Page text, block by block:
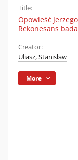
Title:
Opowieść
Rekonesans
Creator:
Uliasz, Stanisław
More